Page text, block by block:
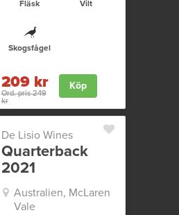
Fläsk Vilt
Skogsfågel
209 kr
Ord. pris 249
kr
Köp
De Lisio Wines
Quarterback
2021
Australien, McLaren
Vale